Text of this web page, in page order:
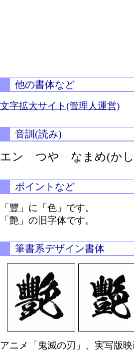
他の書体など
文字拡大サイト(管理人運営)
音訓(読み)
エン つや なまめ(か
ポイントなど
「豐」に「色」です。
「艶」の旧字体です。
筆書系デザイン書体
アニメ「鬼滅の刃」、実写版